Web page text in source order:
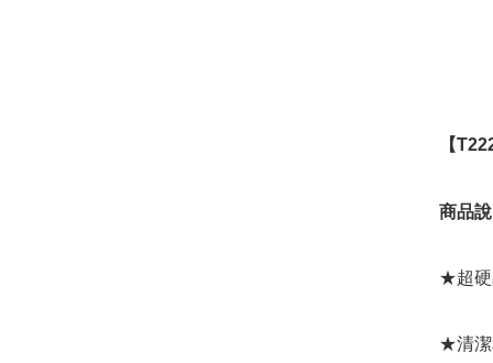
【
商品
★超硬
★清潔